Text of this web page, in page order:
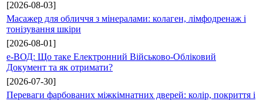
[2026-08-03]
Масажер для обличчя з мінералами: колаген, лімфодренаж і
тонізування шкіри
[2026-08-01]
е-ВОД: Що таке Електронний Військово-Обліковий
Документ та як отримати?
[2026-07-30]
Переваги фарбованих міжкімнатних дверей: колір, покриття і